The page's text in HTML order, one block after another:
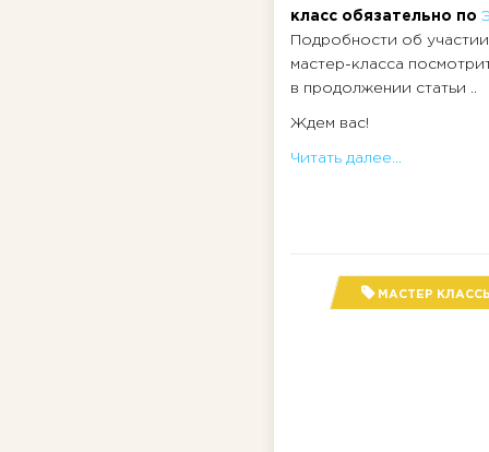
класс обязательно по
Подробности об
мастер-класса
в продолжении статьи ..
Ждем вас!
Читать далее...
МАСТЕР